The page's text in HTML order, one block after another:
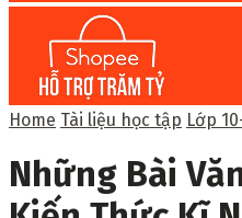
Home Tài liệu học tập Lớp
Những Bài